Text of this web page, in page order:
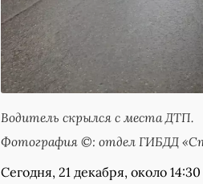
Водитель скрылся с места ДТП.
Фотография ©: отдел ГИБДД
Сегодня, 21 декабря, около